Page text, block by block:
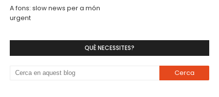
A fons: slow news per a món
urgent
QUÈ NECESSITES?